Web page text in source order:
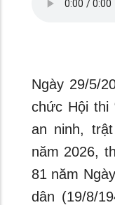
Ngày 29/5/
chức Hội thi
an ninh,
năm 2026,
81 năm
dân (19/8/